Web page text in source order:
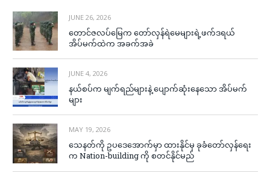
JUNE 26, 2026
တောင်ဇလပ်မြေက တော်လှန်ရဲမေများရဲ့ဖက်ဒရယ်
အိပ်မက်ထဲက အခက်အခဲ
JUNE 4, 2026
နယ်စပ်က မျက်ရည်များနဲ့ ပျောက်ဆုံးနေသော အိပ်မက်
များ
MAY 19, 2026
သေနတ်ကို ဥပဒေအောက်မှာ ထားနိုင်မှ ခုခံတော်လှန်ရေး
က Nation-building ကို စတင်နိုင်မည်